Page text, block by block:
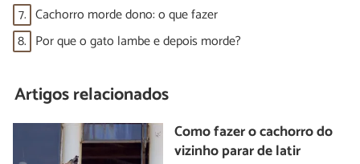
7. Cachorro morde dono: o que fazer
8. Por que o gato lambe e depois morde?
Artigos relacionados
Como fazer o cachorro do
vizinho parar de latir